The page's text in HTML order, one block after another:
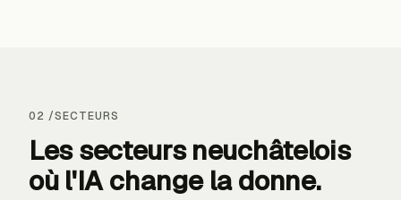
02 /SECTEURS
Les secteurs neuchâtelois
où l'IAchange la donne.